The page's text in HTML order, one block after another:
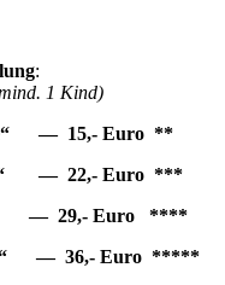
:
1 Kind)
— 15,- Euro **
— 22,- Euro ***
— 29,- Euro ****
— 36,- Euro *****